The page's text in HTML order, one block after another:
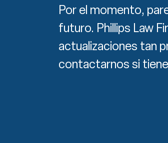
Por el momento,
futuro. Phillips Law
actualizaciones tan
contactarnos si